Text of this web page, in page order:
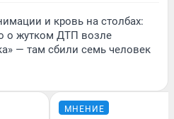
и кровь на столбах:
о жутком ДТП возле
— там сбили семь человек
МНЕНИЕ